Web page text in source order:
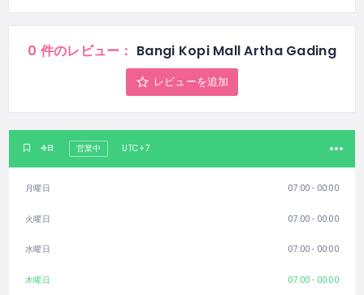
0 件のレビュー： Bangi Kopi Mall Artha Gading
レビューを追加
今日 営業中 UTC+7
月曜日 07:00 - 00:00
火曜日 07:00 - 00:00
水曜日 07:00 - 00:00
木曜日 07:00 - 00:00